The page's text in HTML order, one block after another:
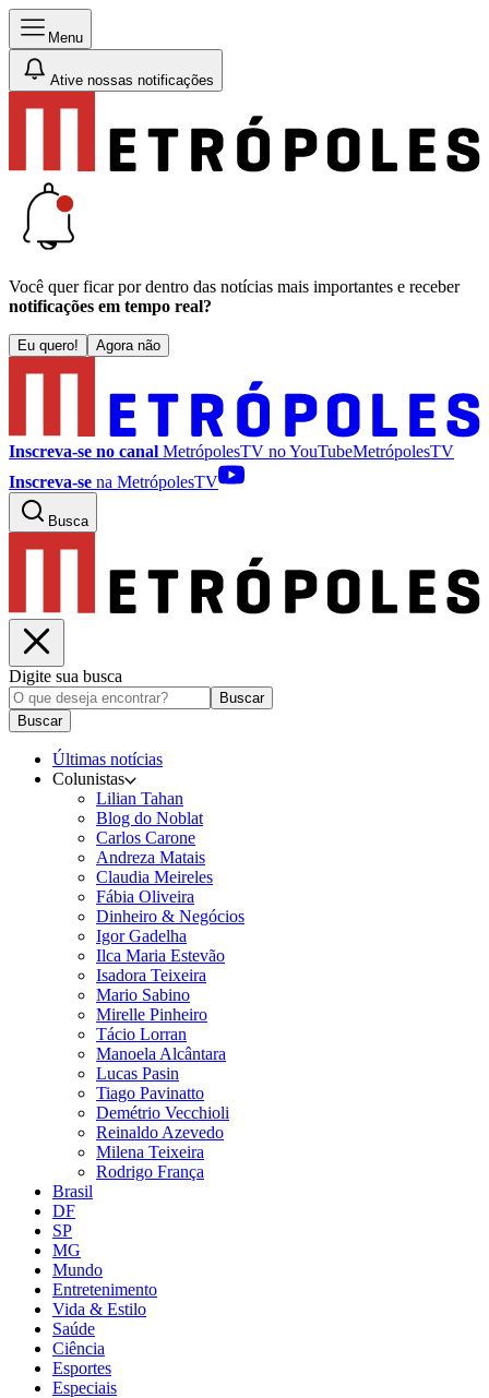
Menu
Ative nossas notificações
Você quer ficar por dentro das notícias mais importantes e receber
notificações em tempo real?
Eu quero! Agora não
Inscreva-se no canal MetrópolesTV noYouTubeMetrópolesTV
Inscreva-se na MetrópolesTV
Busca
Digite sua busca
Buscar
Buscar
Últimas notícias
Colunistas
Lilian Tahan
Blog do Noblat
Carlos Carone
Andreza Matais
Claudia Meireles
Fábia Oliveira
Dinheiro & Negócios
Igor Gadelha
Ilca Maria Estevão
Isadora Teixeira
Mario Sabino
Mirelle Pinheiro
Tácio Lorran
Manoela Alcântara
Lucas Pasin
Tiago Pavinatto
Demétrio Vecchioli
Reinaldo Azevedo
Milena Teixeira
Rodrigo França
Brasil
DF
SP
MG
Mundo
Entretenimento
Vida & Estilo
Saúde
Ciência
Esportes
Especiais